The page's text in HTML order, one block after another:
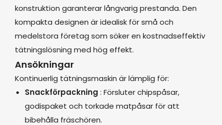
konstruktion garanterar långvarig prestanda. Den
kompakta designen är idealisk för små och
medelstora företag som söker en kostnadseffektiv
tätningslösning med hög effekt.
Ansökningar
Kontinuerlig tätningsmaskin är lämplig för:
Snackförpackning : Försluter chipspåsar,
godispaket och torkade matpåsar för att
bibehålla fräschören.